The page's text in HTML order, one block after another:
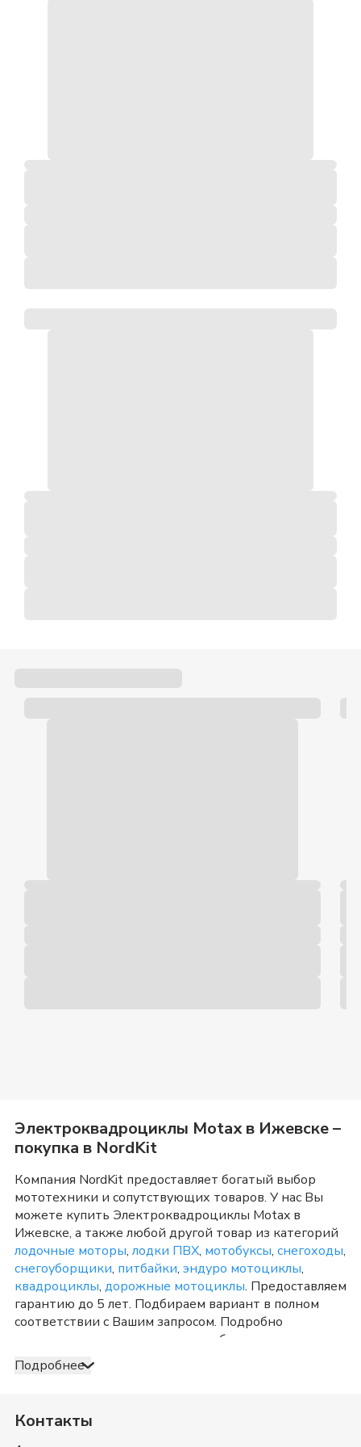
Электроквадроциклы Motaxв Ижевске–
покупка в NordKit
Компания NordKit предоставляет богатый выбор
мототехники и сопутствующих товаров. У нас Вы
можете купить Электроквадроциклы Motax в
Ижевске, а также любой другой товар из категорий
лодочные моторы, лодки ПВХ, мотобуксы, снегоходы,
снегоуборщики, питбайки, эндуро мотоциклы,
квадроциклы, дорожные мотоциклы. Предоставляем
гарантию до 5 лет. Подбираем вариант в полном
соответствии с Вашим запросом. Подробно
консультируем и отвечаем на любые вопросы по
телефону и в шоу-руме в
категорииЭлектроквадроциклы Motax
Ижевске
Оплата принимается несколькими способами:
Подробнее
Контакты